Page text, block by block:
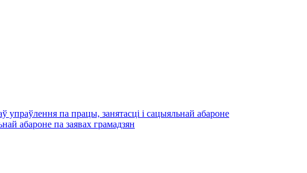
упраўлення па працы, занятасці і сацыяльнай абароне
абароне па заявах грамадзян